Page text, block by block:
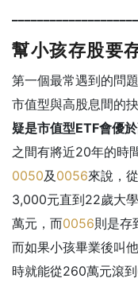
幫小孩存股要
第一個最常遇到的問
市值型與高股息間的抉
疑是市值型ETF會優
之間有將近20年的時
0050及 0056來說，
3,000元直到22歲大學
萬元，而0056則是存
而如果小孩畢業後叫
時就能從260萬元滾